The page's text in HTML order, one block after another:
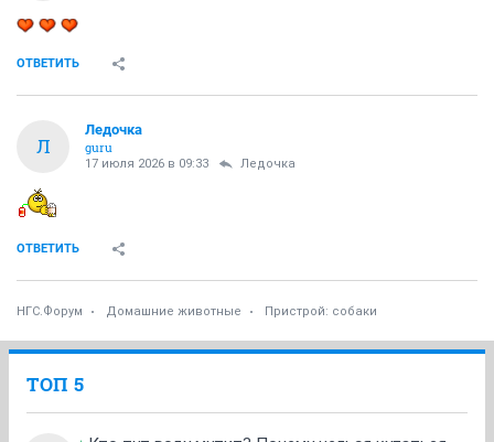
ОТВЕТИТЬ
Л
Ледочка
guru
17 июля 2026 в 09:33 Ледочка
ОТВЕТИТЬ
НГС.Форум Домашние животные Пристрой: собаки
ТОП 5